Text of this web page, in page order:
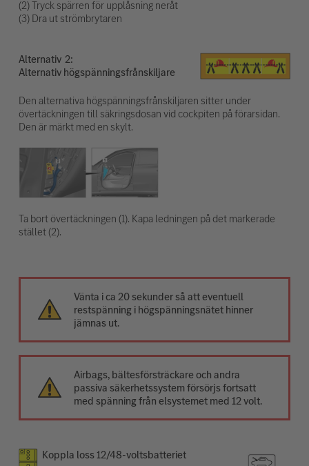
(2) Tryck spärren för upplåsning neråt
(3) Dra ut strömbrytaren
Alternativ
Alternativ högspänningsfrånskiljare
Den alternativa högspänningsfrånskiljaren sitter under
övertäckningen till säkringsdosan vid cockpiten på förarsidan.
Den är märkt med en skylt.
Ta bort övertäckningen (1). Kapa ledningen på det markerade
stället (2).
Vänta i ca 20 sekunder så att eventuell
restspänning i högspänningsnätet hinner
jämnas ut.
Airbags, bältesförsträckare och andra
passiva säkerhetssystem försörjs fortsatt
med spänning från elsystemet med 12 volt.
Koppla loss 12/48-voltsbatteriet